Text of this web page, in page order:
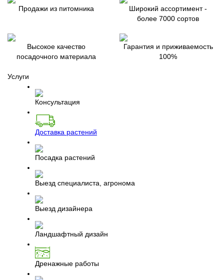
Продажи из питомника
Широкий ассортимент -
более 7000 сортов
Высокое качество
посадочного материала
Гарантия и приживаемость
100%
Услуги
Консультация
Доставка растений
Посадка растений
Выезд специалиста, агронома
Выезд дизайнера
Ландшафтный дизайн
Дренажные работы